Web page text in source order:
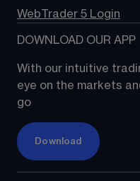
WebTrader 5 Login
DOWNLOAD OUR APP
With our intuitive
eye on the markets
go
Download